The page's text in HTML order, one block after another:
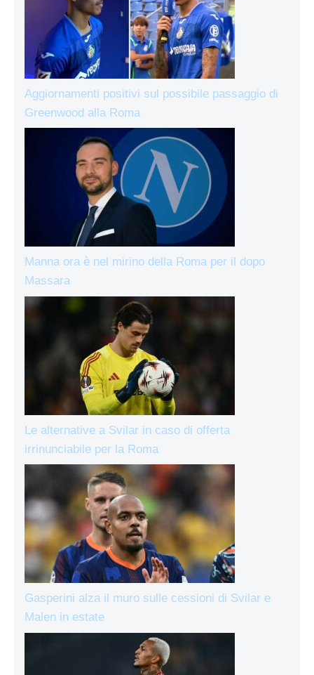
Aggiornamenti positivi sul possibile passaggio di
Greenwood alla Roma
Manna ora è nel mirino della Roma per il dopo
Massara
Le alternative a Svilar in caso di offerta
irrinunciabile per la Roma
Gasperini alza il muro sulle cessioni di Svilar e
Malen in estate